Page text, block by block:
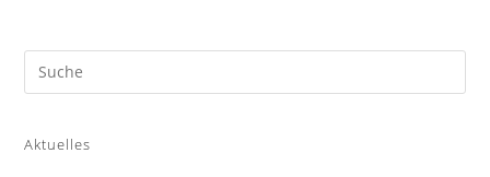
Aktuelles